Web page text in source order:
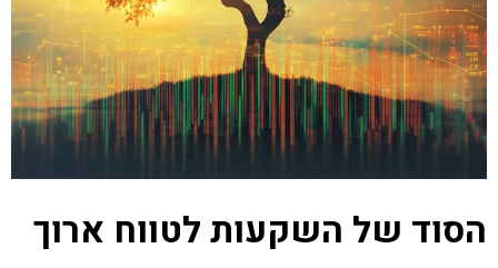
הסוד של השקעות לטווח ארוך